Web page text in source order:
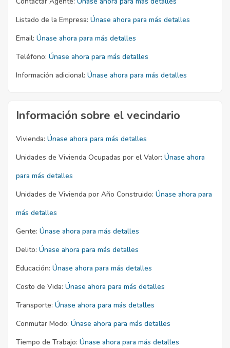
Listado de la Empresa: Únase ahora para más detalles
Email: Únase ahora para más detalles
Teléfono: Únase ahora para más detalles
Información adicional: Únase ahora para más detalles
Información sobre el vecindario
Vivienda: Únase ahora para más detalles
Unidades de Vivienda Ocupadas por el Valor: Únase ahora
para más detalles
Unidades de Vivienda por Año Construido: Únase ahora para
más detalles
Gente: Únase ahora para más detalles
Delito: Únase ahora para más detalles
Educación: Únase ahora para más detalles
Costo de Vida: Únase ahora para más detalles
Transporte: Únase ahora para más detalles
Conmutar Modo: Únase ahora para más detalles
Tiempo de Trabajo: Únase ahora para más detalles